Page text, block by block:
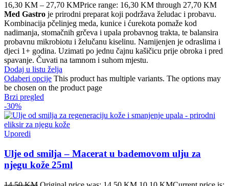
16,30 KM – 27,70 KMPrice range: 16,30 KM through 27,70 KM
Med Gastro je prirodni preparat koji podržava želudac i probavu.
Kombinacija pčelinjeg meda, kunice i ćurekota pomaže kod
nadimanja, stomačnih grčeva i upala probavnog trakta, te balansira
probavnu mikrobiotu i želučanu kiselinu. Namijenjen je odraslima i
djeci 1+ godina. Uzimati po jednu čajnu kašičicu prije obroka i pred
spavanje. Čuvati na tamnom i suhom mjestu.
Dodaj u listu želja
Odaberi opcije This product has multiple variants. The options may
be chosen on the product page
Brzi pregled
-30%
Uporedi
Ulje od smilja – Macerat u bademovom ulju za
njegu kože 25ml